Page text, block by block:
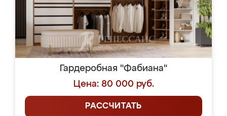
Гардеробная "Фабиана"
Цена: 80 000 руб.
РАССЧИТАТЬ